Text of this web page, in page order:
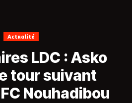
Actualité
LDC : Asko
tour suivant
Nouhadibou